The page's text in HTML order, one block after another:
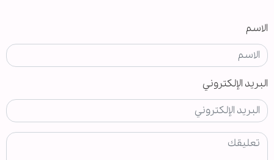
الاسم
البريد الإلكتروني